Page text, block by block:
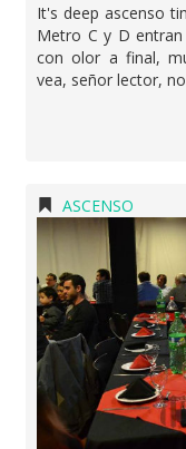
It's deep ascenso
Metro C y D
con olor a final,
vea, señor lector,
ASCENSO